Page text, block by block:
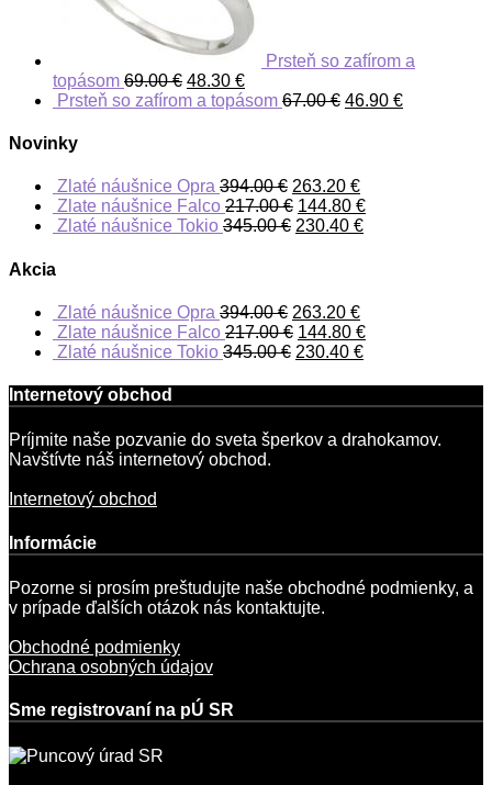
Prsteň so zafírom a
topásom 69.00€ 48.30 €
Prsteň so zafírom a topásom 67.00€ 46.90 €
Novinky
Zlaté náušnice Opra 394.00€ 263.20 €
Zlate náušnice Falco 217.00€ 144.80 €
Zlaté náušnice Tokio 345.00€ 230.40 €
Akcia
Zlaté náušnice Opra 394.00€ 263.20 €
Zlate náušnice Falco 217.00€ 144.80 €
Zlaté náušnice Tokio 345.00€ 230.40 €
Internetový obchod
Príjmite naše pozvanie do sveta šperkov a drahokamov.
Navštívte náš internetový obchod.
Internetový obchod
Informácie
Pozorne si prosím preštudujte naše obchodné podmienky, a
v prípade ďalších otázok nás kontaktujte.
Obchodné podmienky
Ochrana osobných údajov
Sme registrovaní na pÚ SR